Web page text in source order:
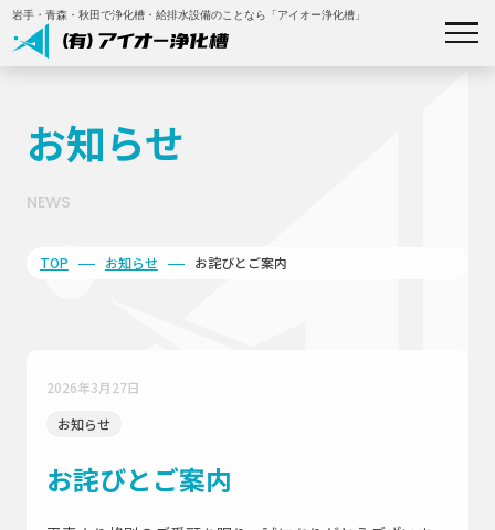
岩手・青森・秋田で浄化槽・給排水設備のことなら「アイオー浄化槽」
お知らせ
お知らせ
NEWS
TOP お知らせ お詫びとご案内
2026年3月27日
お知らせ
お詫びとご案内